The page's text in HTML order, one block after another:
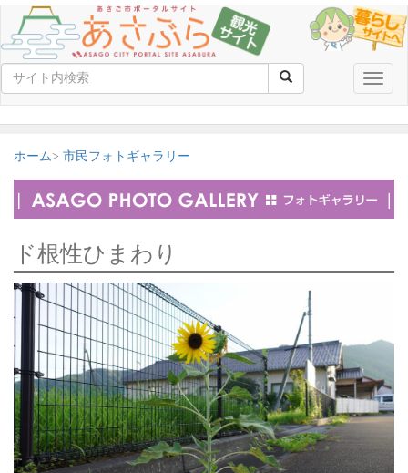
Toggle
ホーム 市民フォトギャラリー
ド根性ひまわり